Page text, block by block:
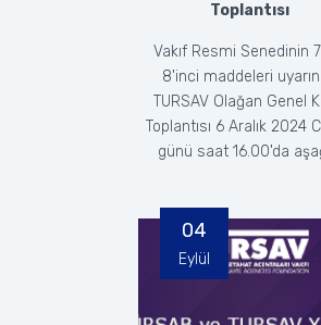
Toplantısı
Vakıf Resmi Senedinin
8'inci maddeleri
TURSAV Olağan Genel
Toplantısı 6 Aralık 2024
günü saat 16.00'da
04
Eylül